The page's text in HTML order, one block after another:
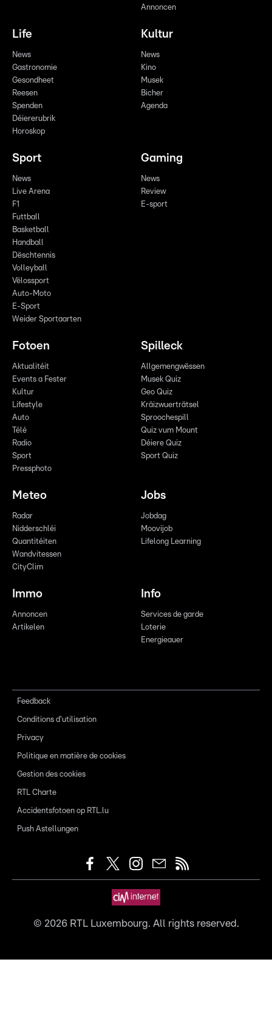
Annoncen
Life
News
Gastronomie
Gesondheet
Reesen
Spenden
Déiererubrik
Horoskop
Kultur
News
Kino
Musek
Bicher
Agenda
Sport
News
Live Arena
F1
Futtball
Basketball
Handball
Dëschtennis
Volleyball
Vëlossport
Auto-Moto
E-Sport
Weider Sportaarten
Gaming
News
Review
E-sport
Fotoen
Aktualitéit
Events a Fester
Kultur
Lifestyle
Auto
Télé
Radio
Sport
Pressphoto
Spilleck
Allgemengwëssen
Musek Quiz
Geo Quiz
Kräizwuerträtsel
Sproochespill
Quiz vum Mount
Déiere Quiz
Sport Quiz
Meteo
Radar
Nidderschléi
Quantitéiten
Wandvitessen
CityClim
Jobs
Jobdag
Moovijob
Lifelong Learning
Immo
Annoncen
Artikelen
Info
Services de garde
Loterie
Energieauer
Feedback
Conditions d'utilisation
Privacy
Politique en matière de cookies
Gestion des cookies
RTL Charte
Accidentsfotoen op RTL.lu
Push Astellungen
© 2026RTL Luxembourg. All rights reserved.